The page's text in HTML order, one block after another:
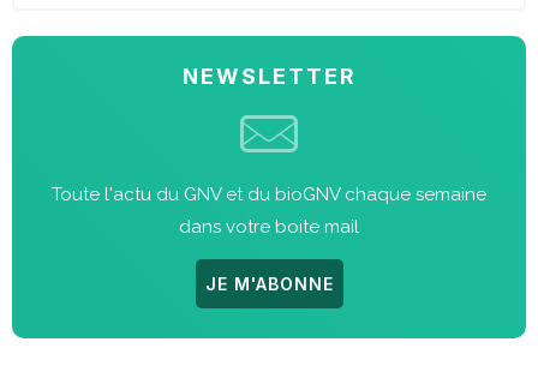
NEWSLETTER
Toute l'actu du GNV et du bioGNV chaque semaine
dans votre boite mail
JE M'ABONNE